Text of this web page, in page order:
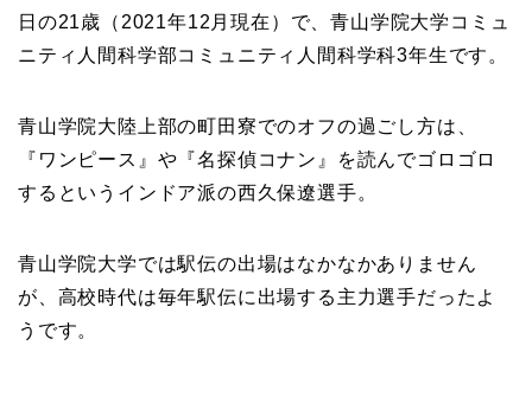
日の21歳（2021年12月現在）で、青山学院大学コミュ
ニティ人間科学部コミュニティ人間科学科3年生です。
青山学院大陸上部の町田寮でのオフの過ごし方は、
『ワンピース』や『名探偵コナン』を読んでゴロゴロ
するというインドア派の西久保遼選手。
青山学院大学では駅伝の出場はなかなかありません
が、高校時代は毎年駅伝に出場する主力選手だったよ
うです。